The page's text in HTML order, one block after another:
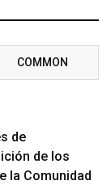
COMMON
de
de los
la Comunidad